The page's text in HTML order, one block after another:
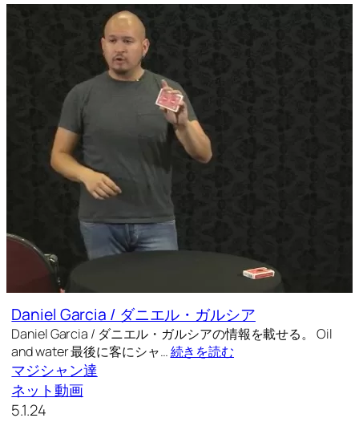
Daniel Garcia / ダニエル・ガルシア
Daniel Garcia / ダニエル・ガルシアの情報を載せる。 Oil
and water 最後に客にシャ…続きを読む
マジシャン達
ネット動画
5.1.24